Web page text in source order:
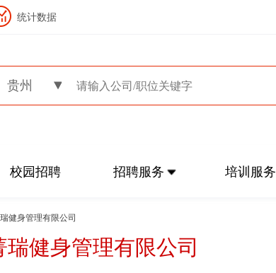
统计数据
贵州
校园招聘 招聘服务 培训服务
健身管理有限公司
瑞健身管理有限公司